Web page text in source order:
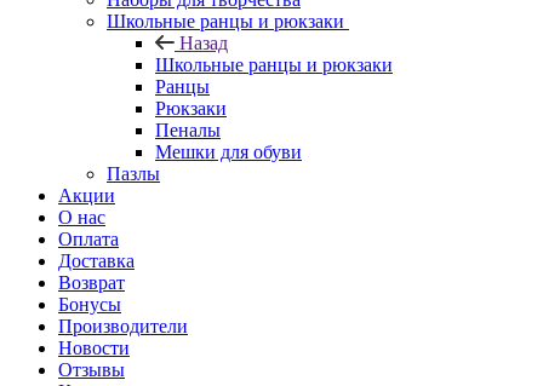
Школьные ранцы и рюкзаки
Назад
Школьные ранцы и рюкзаки
Ранцы
Рюкзаки
Пеналы
Мешки для обуви
Пазлы
Акции
О нас
Оплата
Доставка
Возврат
Бонусы
Производители
Новости
Отзывы